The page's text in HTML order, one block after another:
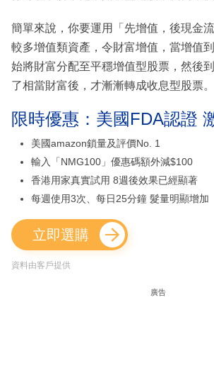
簡單來說，你要運用「先增值，後現金
較多增值類資產，令財富增值，當增值
始將財富分配至平穩增值型股票，然後
了相當財富後，才漸漸轉成收息型股票。
限時優惠：美國FDA認證
美國amazon鎖量及評價No. 1
輸入「NMG100」優惠碼額外減$100
香港用家真實試用 8週後效果已經顯著
每週使用3次、每日25分鐘 髮量明顯增加
立即選購
資料由客戶提供
廣告